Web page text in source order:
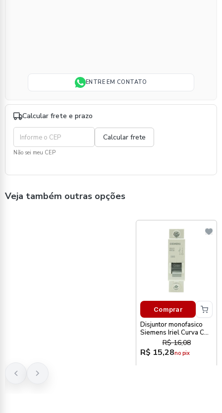
ENTRE EM CONTATO
Calcular frete e prazo
Não sei meu CEP
Veja também outras opções
Comprar
Disjuntor monofasico
Siemens Iriel Curva C
R$ 16,08
R$ 15,28no pix